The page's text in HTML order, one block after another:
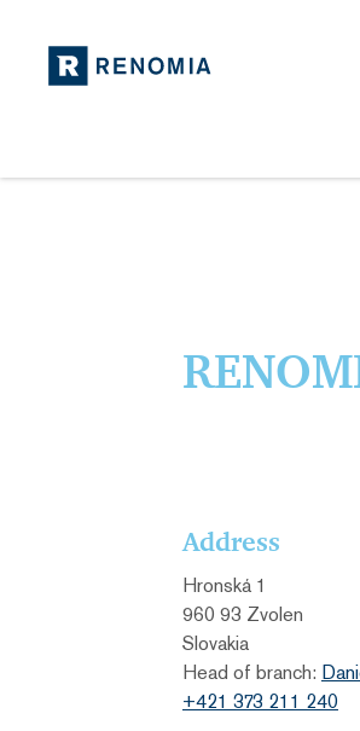
Address
Hronská 1
960 93 Zvolen
Slovakia
Head of branch:
+421 373 211 240